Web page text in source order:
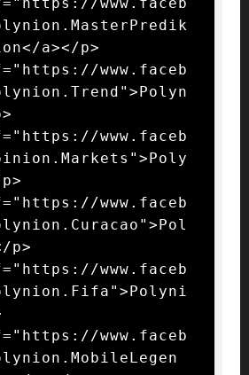
a></p>
www.faceb
www.faceb
www.faceb
p>
www.faceb
www.faceb